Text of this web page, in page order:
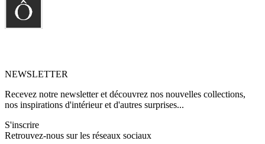
NEWSLETTER
Recevez notre newsletter et découvrez nos nouvelles collections,
nos inspirations d'intérieur et d'autres surprises...
S'inscrire
Retrouvez-nous sur les réseaux sociaux